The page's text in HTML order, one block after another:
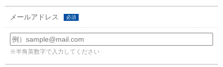
メールアドレス 必須
※半角英数字で入力してください